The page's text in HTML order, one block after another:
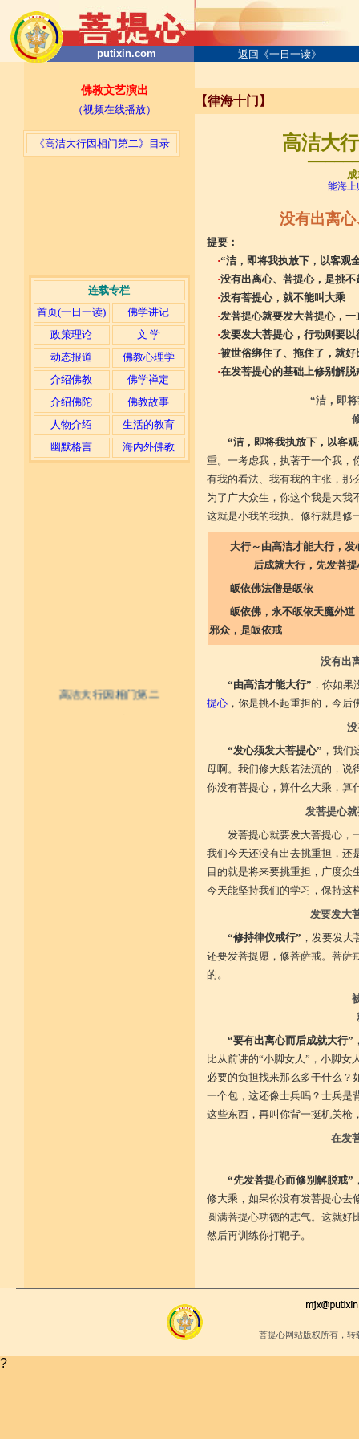
《高洁大行因相门第二》目录
putixin.com 返回《一日一读》
佛教文艺演出
（视频在线播放）
连载专栏
首页(一日一读)
佛学讲记
政策理论
文 学
动态报道
佛教心理学
介绍佛教
佛学禅定
介绍佛陀
佛教故事
人物介绍
生活的教育
幽默格言
海内外佛教
【律海十门】
高洁大
能海上
没有出离
提要：
·“洁，即将我执放下，以客观
·没有出离心、菩提心，是挑不
·没有菩提心，就不能叫大乘
·发菩提心就要发大菩提心，
·发要发大菩提心，行动则要
·被世俗绑住了、拖住了，就
·在发菩提心的基础上修别解
“洁，即
“洁，即将我执放下，以客
重。一考虑我，执著于一个我，
有我的看法、我有我的主张，那
为了广大众生，你这个我是大我
这就是小我的我执。修行就是修
大行～由高洁才能大行，
后成就大行，先发菩提心
皈依佛法僧是皈依
皈依佛，永不皈依天魔外
邪众，是皈依戒
没有出
“由高洁才能大行” ，你如
提心 ，你是挑不起重担的，今
“发心须发大菩提心” ，我
母啊。我们修大般若法流的，说
你没有菩提心，算什么大乘，算
发菩提心
发菩提心就要发大菩提心，
我们今天还没有出去挑重担，还
目的就是将来要挑重担，广度众
今天能坚持我们的学习，保持这
发要发大
“修持律仪戒行” ，发要发
还要发菩提愿，修菩萨戒。菩萨
的。
“要有出离心而后成就大行”
比从前讲的“小脚女人”，小脚女
必要的负担找来那么多干什么？
一个包，这还像士兵吗？士兵是
这些东西，再叫你背一挺机关枪
在发
“先发菩提心而修别解脱戒”
修大乘，如果你没有发菩提心去
圆满菩提心功德的志气。这就好
然后再训练你打靶子。
菩提心网站版权所有，
高洁大行因相门第二
?